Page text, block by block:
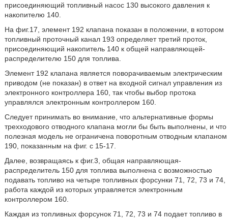
присоединяющий топливный насос 130 высокого давления к
накопителю 140.
На фиг.17, элемент 192 клапана показан в положении, в котором
топливный проточный канал 193 определяет третий проток,
присоединяющий накопитель 140 к общей направляющей-
распределителю 150 для топлива.
Элемент 192 клапана является поворачиваемым электрическим
приводом (не показан) в ответ на входной сигнал управления из
электронного контроллера 160, так чтобы выбор протока
управлялся электронным контроллером 160.
Следует принимать во внимание, что альтернативные формы
трехходового отводного клапана могли бы быть выполнены, и что
полезная модель не ограничена поворотным отводным клапаном
190, показанным на фиг. с 15-17.
Далее, возвращаясь к фиг.3, общая направляющая-
распределитель 150 для топлива выполнена с возможностью
подавать топливо на четыре топливных форсунки 71, 72, 73 и 74,
работа каждой из которых управляется электронным
контроллером 160.
Каждая из топливных форсунок 71, 72, 73 и 74 подает топливо в